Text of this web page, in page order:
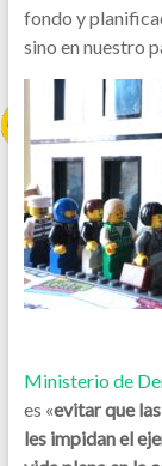
fondo y
sino en nuestro
Ministerio de
es «evitar que
les impidan el